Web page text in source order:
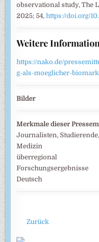
observational study, The
2025; 54,https://doi.org/
Weitere
https://nako.de/
g-als-moeglicher-
Bilder
Merkmale dieser
Journalisten,
Medizin
überregional
Forschungsergebnisse
Deutsch
Zurück